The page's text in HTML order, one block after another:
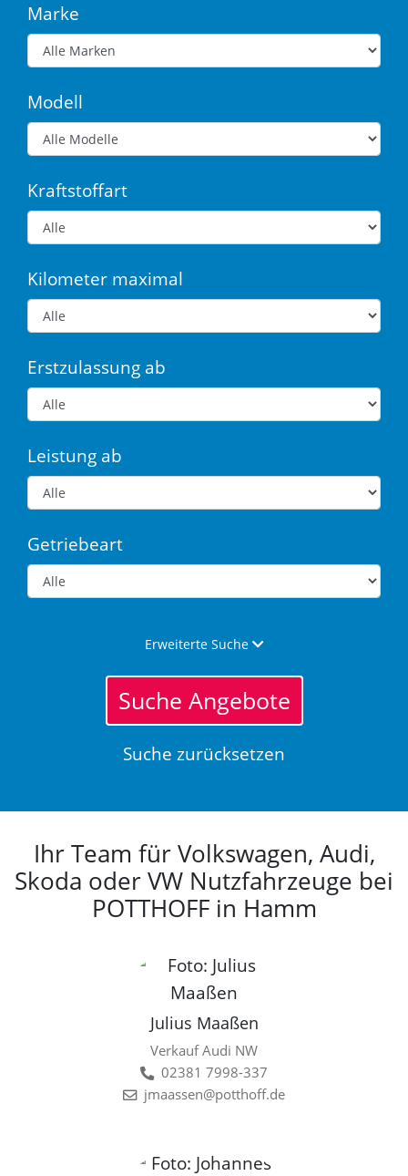
Marke
Modell
Kraftstoffart
Kilometer maximal
Erstzulassung ab
Leistung ab
Getriebeart
Erweiterte Suche
Suche Angebote
Suche zurücksetzen
Ihr Team für Volkswagen, Audi,
Skoda oder VW Nutzfahrzeuge bei
POTTHOFF in Hamm
Julius Maaßen
Verkauf Audi NW
02381 7998-337
jmaassen@potthoff.de